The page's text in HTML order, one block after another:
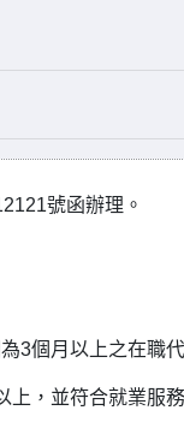
號函辦理。
3個月以上之在職
，並符合就業服